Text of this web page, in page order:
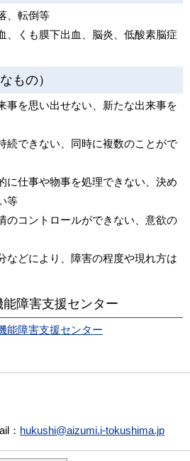
、転倒等
くも膜下出血、脳炎、低酸素脳症
もの）
を思い出せない、新たな出来事を
できない、同時に複数のことがで
仕事や物事を処理できない、決め
等
コントロールができない、意欲の
どにより、障害の程度や現れ方は
障害支援センター
障害支援センター
： hukushi@aizumi.i-tokushima.jp